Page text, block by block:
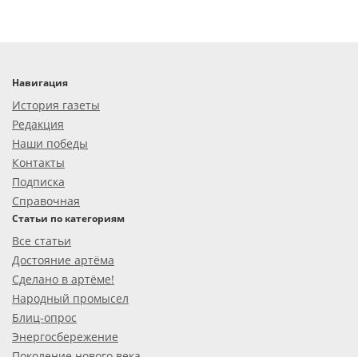
Навигация
История газеты
Редакция
Наши победы
Контакты
Подписка
Справочная
Статьи по категориям
Все статьи
Достояние артёма
Сделано в артёме!
Народный промысел
Блиц-опрос
Энергосбережение